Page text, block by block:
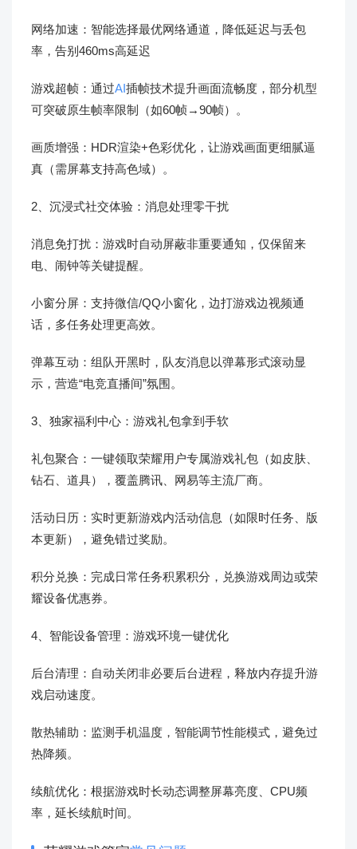
网络加速：智能选择最优网络通道，降低延迟与丢包
率，告别460ms高延迟
游戏超帧：通过AI插帧技术提升画面流畅度，部分机型
可突破原生帧率限制（如60帧→90帧）。
画质增强：HDR渲染+色彩优化，让游戏画面更细腻逼
真（需屏幕支持高色域）。
2、沉浸式社交体验：消息处理零干扰
消息免打扰：游戏时自动屏蔽非重要通知，仅保留来
电、闹钟等关键提醒。
小窗分屏：支持微信/QQ小窗化，边打游戏边视频通
话，多任务处理更高效。
弹幕互动：组队开黑时，队友消息以弹幕形式滚动显
示，营造“电竞直播间”氛围。
3、独家福利中心：游戏礼包拿到手软
礼包聚合：一键领取荣耀用户专属游戏礼包（如皮肤、
钻石、道具），覆盖腾讯、网易等主流厂商。
活动日历：实时更新游戏内活动信息（如限时任务、版
本更新），避免错过奖励。
积分兑换：完成日常任务积累积分，兑换游戏周边或荣
耀设备优惠券。
4、智能设备管理：游戏环境一键优化
后台清理：自动关闭非必要后台进程，释放内存提升游
戏启动速度。
散热辅助：监测手机温度，智能调节性能模式，避免过
热降频。
续航优化：根据游戏时长动态调整屏幕亮度、CPU频
率，延长续航时间。